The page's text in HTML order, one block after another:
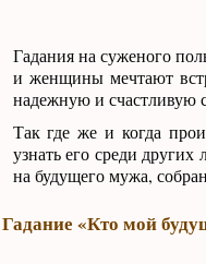
Гадания на суженого
и женщины мечтают
надежную и счастливую
Так где же и когда
узнать его среди
на будущего мужа,
Гадание «Кто мой